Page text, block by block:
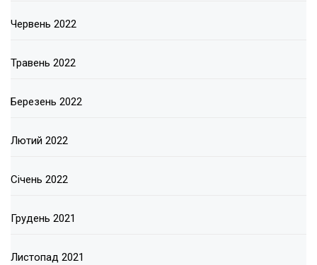
Червень 2022
Травень 2022
Березень 2022
Лютий 2022
Січень 2022
Грудень 2021
Листопад 2021